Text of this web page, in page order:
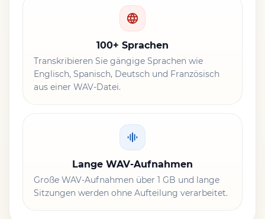
100+ Sprachen
Transkribieren Sie gängige Sprachen wie
Englisch, Spanisch, Deutsch und Französisch
aus einer WAV-Datei.
Lange WAV-Aufnahmen
Große WAV-Aufnahmen über 1 GB und lange
Sitzungen werden ohne Aufteilung verarbeitet.